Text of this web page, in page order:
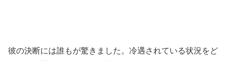
彼の決断には誰もが驚きました。冷遇されている状況をど